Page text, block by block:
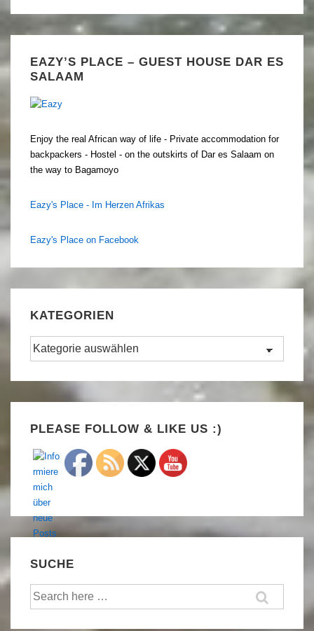
EAZY’S PLACE – GUEST HOUSE DAR ES
SALAAM
Enjoy the real African way of life - Private accommodation for
backpackers - Hostel - on the outskirts of Dar es Salaam on
the way to Bagamoyo
Eazy's Place - Im Herzen Afrikas
Eazy's Place on Facebook
KATEGORIEN
Kategorien
PLEASE FOLLOW & LIKE US :)
SUCHE
Suche
nach: